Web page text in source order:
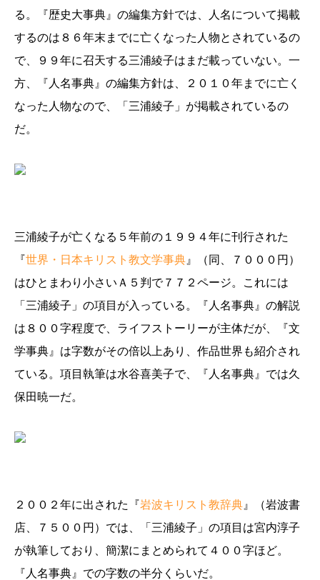
る。『歴史大事典』の編集方針では、人名について掲載
するのは８６年末までに亡くなった人物とされているの
で、９９年に召天する三浦綾子はまだ載っていない。一
方、『人名事典』の編集方針は、２０１０年までに亡く
なった人物なので、「三浦綾子」が掲載されているの
だ。
三浦綾子が亡くなる５年前の１９９４年に刊行された
『世界・日本キリスト教文学事典 』（同、７０００円）
はひとまわり小さいＡ５判で７７２ページ。これには
「三浦綾子」の項目が入っている。『人名事典』の解説
は８００字程度で、ライフストーリーが主体だが、『文
学事典』は字数がその倍以上あり、作品世界も紹介され
ている。項目執筆は水谷喜美子で、『人名事典』では久
保田暁一だ。
２００２年に出された『岩波キリスト教辞典 』（岩波書
店、７５００円）では、「三浦綾子」の項目は宮内淳子
が執筆しており、簡潔にまとめられて４００字ほど。
『人名事典』での字数の半分くらいだ。